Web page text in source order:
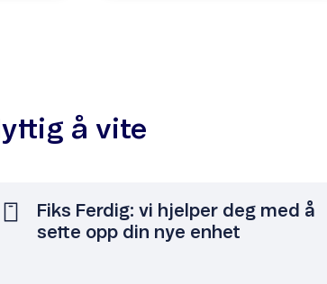
å vite
Fiks Ferdig: vi hjelper deg med å
sette opp din nye enhet